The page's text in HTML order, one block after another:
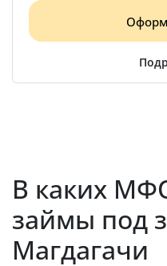
В каких
займы под
Магдагачи